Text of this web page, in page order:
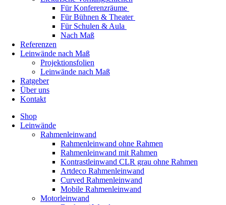
Für Konferenzräume
Für Bühnen & Theater
Für Schulen & Aula
Nach Maß
Referenzen
Leinwände nach Maß
Projektionsfolien
Leinwände nach Maß
Ratgeber
Über uns
Kontakt
Shop
Leinwände
Rahmenleinwand
Rahmenleinwand ohne Rahmen
Rahmenleinwand mit Rahmen
Kontrastleinwand CLR grau ohne Rahmen
Artdeco Rahmenleinwand
Curved Rahmenleinwand
Mobile Rahmenleinwand
Motorleinwand